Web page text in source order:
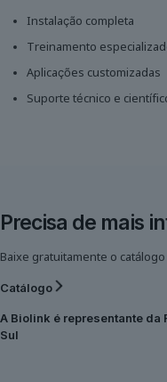
Instalação completa
Treinamento
Aplicações customizadas
Suporte técnico e
Precisa de mais
Baixe gratuitamente o
Catálogo
A Biolink é representante da
Sul